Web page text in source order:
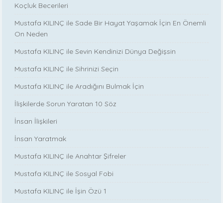
Koçluk Becerileri
Mustafa KILINÇ ile Sade Bir Hayat Yaşamak İçin En Önemli
On Neden
Mustafa KILINÇ ile Sevin Kendinizi Dünya Değişsin
Mustafa KILINÇ ile Sihrinizi Seçin
Mustafa KILINÇ ile Aradığını Bulmak İçin
İlişkilerde Sorun Yaratan 10 Söz
İnsan İlişkileri
İnsan Yaratmak
Mustafa KILINÇ ile Anahtar Şifreler
Mustafa KILINÇ ile Sosyal Fobi
Mustafa KILINÇ ile İşin Özü 1